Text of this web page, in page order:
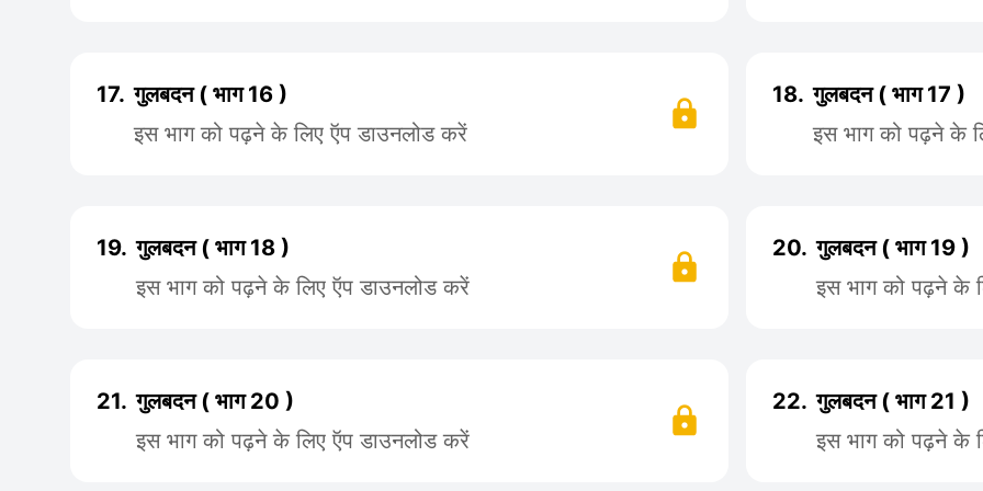
17. गुलबदन ( भाग 16 )
इस भाग को पढ़ने के लिए ऍप डाउनलोड करें
18. गुलबदन ( भाग 17 )
इस भाग को पढ़ने के
19. गुलबदन ( भाग 18 )
इस भाग को पढ़ने के लिए ऍप डाउनलोड करें
20. गुलबदन ( भाग 19 )
इस भाग को पढ़ने के
21. गुलबदन ( भाग 20 )
इस भाग को पढ़ने के लिए ऍप डाउनलोड करें
22. गुलबदन ( भाग 21 )
इस भाग को पढ़ने के